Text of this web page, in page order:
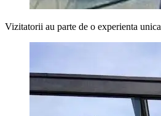
Vizitatorii au parte de o experienta unica